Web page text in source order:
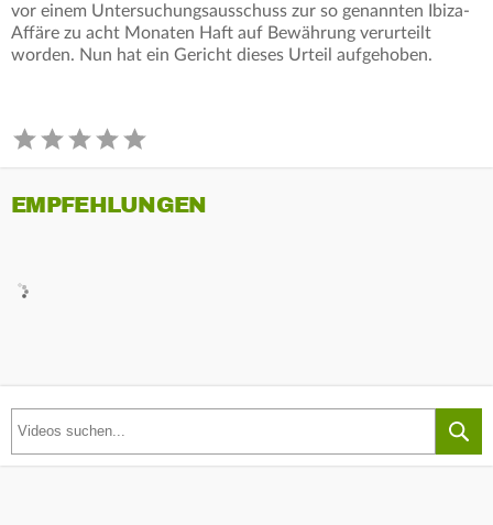
vor einem Untersuchungsausschuss zur so genannten Ibiza-
Affäre zu acht Monaten Haft auf Bewährung verurteilt
worden. Nun hat ein Gericht dieses Urteil aufgehoben.
EMPFEHLUNGEN